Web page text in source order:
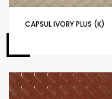
CAPSUL IVORY PLUS (K)